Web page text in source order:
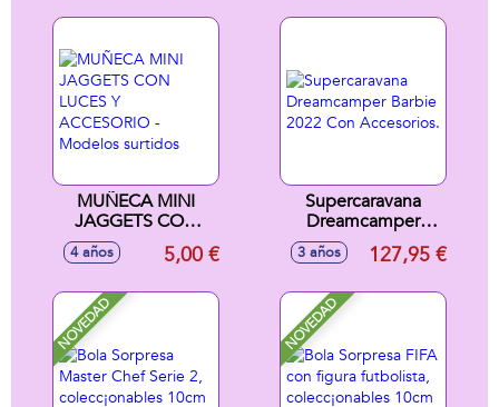
MUÑECA MINI
JAGGETS CON
LUCES Y
ACCESORIO -
4 años 5,00 €
Supercaravana
Dreamcamper
Barbie 2022 Con
Accesorios.
3 años 127,95 €
NOVEDAD NOVEDAD